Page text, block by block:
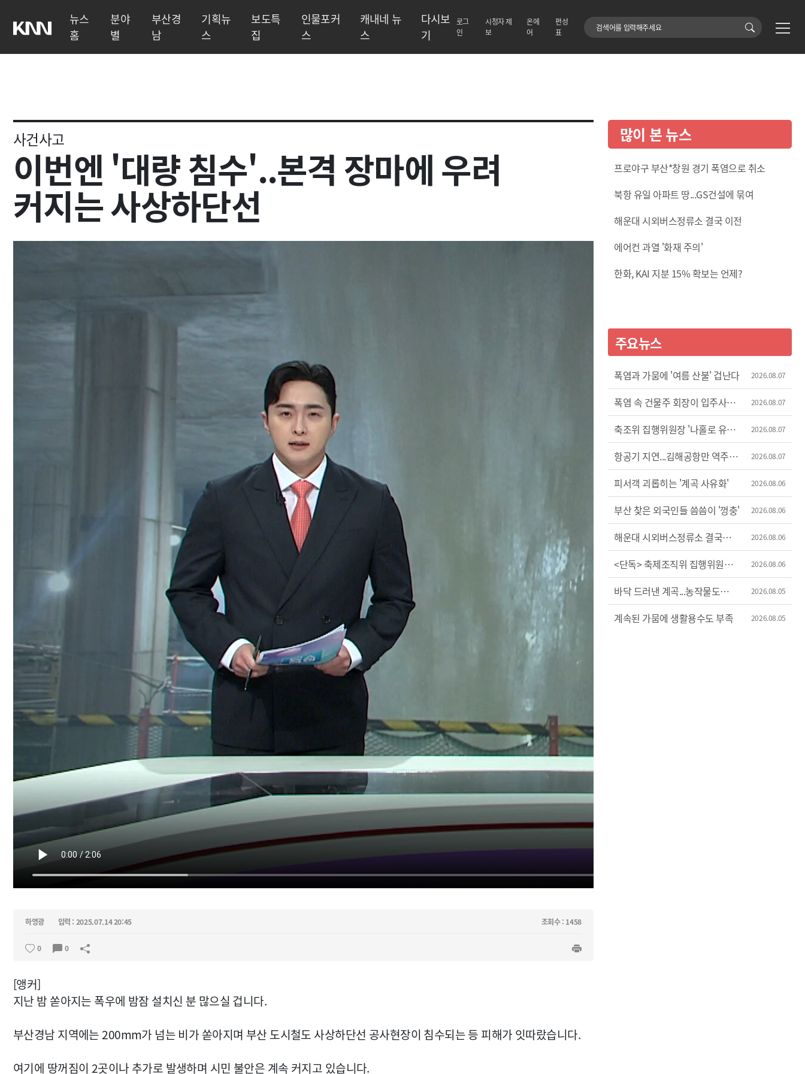
뉴스
홈
분야
별
부산경
남
기획뉴
스
보도특
집
인물포커
스
캐내네 뉴
스
다시보
기
로그
인
시청자 제
보
온에
어
편성
표
검색어
사건사고
이번엔 '대량 침수'..본격 장마에 우려
커지는 사상하단선
하영광 입력 : 2025.07.14 20:45 조회수 : 1458
0 0
[앵커]
지난 밤 쏟아지는 폭우에 밤잠 설치신 분 많으실 겁니다.
부산경남 지역에는 200mm가 넘는 비가 쏟아지며 부산 도시철도 사상하단선 공사현장이 침수되는 등 피해가 잇따랐습니다.
여기에 땅꺼짐이 2곳이나 추가로 발생하며 시민 불안은 계속 커지고 있습니다.
많이 본 뉴스
프로야구 부산*창원 경기 폭염으로 취소
북항 유일 아파트 땅...GS건설에 묶여
해운대 시외버스정류소 결국 이전
에어컨 과열 '화재 주의'
한화, KAI 지분 15% 확보는 언제?
주요뉴스
폭염과 가뭄에 '여름 산불' 겁난다 2026.08.07
폭염 속 건물주 회장이 입주사
에어컨 차단
2026.08.07
축조위 집행위원장 '나홀로 유럽
출장'
2026.08.07
항공기 지연...김해공항만 역주행
증가세
2026.08.07
피서객 괴롭히는 '계곡 사유화' 2026.08.06
부산 찾은 외국인들 씀씀이 '껑충' 2026.08.06
해운대 시외버스정류소 결국
이전
2026.08.06
<단독> 축제조직위 집행위원장
'허위 신고'?
2026.08.06
바닥 드러낸 계곡...농작물도
'시들'
2026.08.05
계속된 가뭄에 생활용수도 부족 2026.08.05